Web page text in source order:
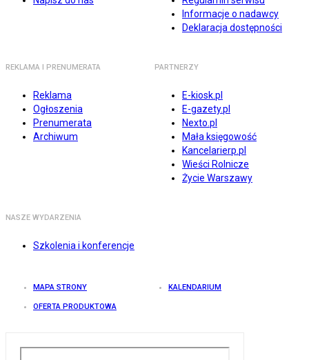
Informacje o nadawcy
Deklaracja dostępności
REKLAMA I PRENUMERATA
Reklama
Ogłoszenia
Prenumerata
Archiwum
PARTNERZY
E-kiosk.pl
E-gazety.pl
Nexto.pl
Mała księgowość
Kancelarierp.pl
Wieści Rolnicze
Życie Warszawy
NASZE WYDARZENIA
Szkolenia i konferencje
MAPA STRONY KALENDARIUM
OFERTA PRODUKTOWA